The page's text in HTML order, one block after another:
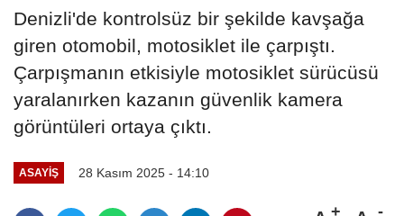
Denizli'de kontrolsüz bir şekilde kavşağa
giren otomobil, motosiklet ile çarpıştı.
Çarpışmanın etkisiyle motosiklet sürücüsü
yaralanırken kazanın güvenlik kamera
görüntüleri ortaya çıktı.
ASAYIŞ 28 Kasım 2025 - 14:10